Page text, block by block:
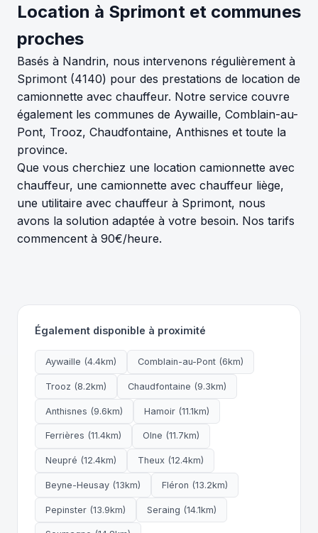
Location à Sprimont et communes
proches
Basés à Nandrin, nous intervenons régulièrement à
Sprimont (4140) pour des prestations de location de
camionnette avec chauffeur. Notre service couvre
également les communes de Aywaille, Comblain-au-
Pont, Trooz, Chaudfontaine, Anthisnes et toute la
province.
Que vous cherchiez une location camionnette avec
chauffeur, une camionnette avec chauffeur liège,
une utilitaire avec chauffeur à Sprimont, nous
avons la solution adaptée à votre besoin. Nos tarifs
commencent à 90€/heure.
Également disponible à proximité
Aywaille (4.4km) Comblain-au-Pont (6km)
Trooz (8.2km) Chaudfontaine (9.3km)
Anthisnes (9.6km) Hamoir (11.1km)
Ferrières (11.4km) Olne (11.7km)
Neupré (12.4km) Theux (12.4km)
Beyne-Heusay (13km) Fléron (13.2km)
Pepinster (13.9km) Seraing (14.1km)